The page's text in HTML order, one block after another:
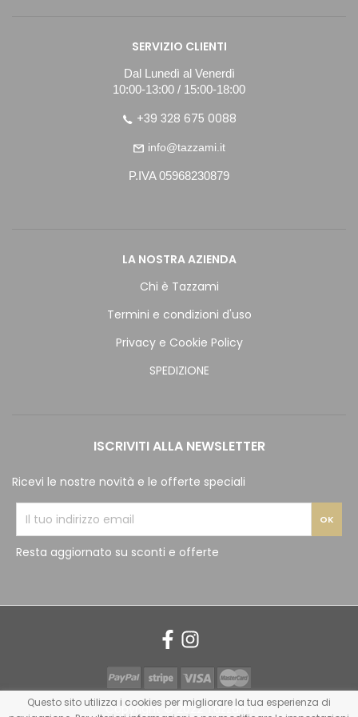
SERVIZIO CLIENTI
Dal Lunedì al Venerdì
10:00-13:00 / 15:00-18:00
+39 328 675 0088
info@tazzami.it
P.IVA 05968230879
LA NOSTRA AZIENDA
Chi è Tazzami
Termini e condizioni d'uso
Privacy e Cookie Policy
SPEDIZIONE
ISCRIVITI ALLA NEWSLETTER
Ricevi le nostre novità e le offerte speciali
Resta aggiornato su sconti e offerte
Copyright © 2022 Tazzami
Questo sito utilizza i cookies per migliorare la tua esperienza di